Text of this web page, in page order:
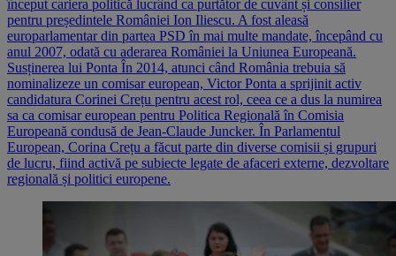
început cariera politică lucrând ca purtător de cuvânt și consilier
pentru președintele României Ion Iliescu. A fost aleasă
europarlamentar din partea PSD în mai multe mandate, începând cu
anul 2007, odată cu aderarea României la Uniunea Europeană.
Susținerea lui Ponta În 2014, atunci când România trebuia să
nominalizeze un comisar european, Victor Ponta a sprijinit activ
candidatura Corinei Crețu pentru acest rol, ceea ce a dus la numirea
sa ca comisar european pentru Politica Regională în Comisia
Europeană condusă de Jean-Claude Juncker. În Parlamentul
European, Corina Crețu a făcut parte din diverse comisii și grupuri
de lucru, fiind activă pe subiecte legate de afaceri externe, dezvoltare
regională și politici europene.